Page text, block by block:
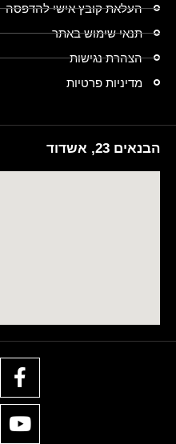
העלאת קובץ אישי להדפסה
תנאי שימוש באתר
הצהרת נגישות
מדיניות פרטיות
הבנאים 23, אשדוד